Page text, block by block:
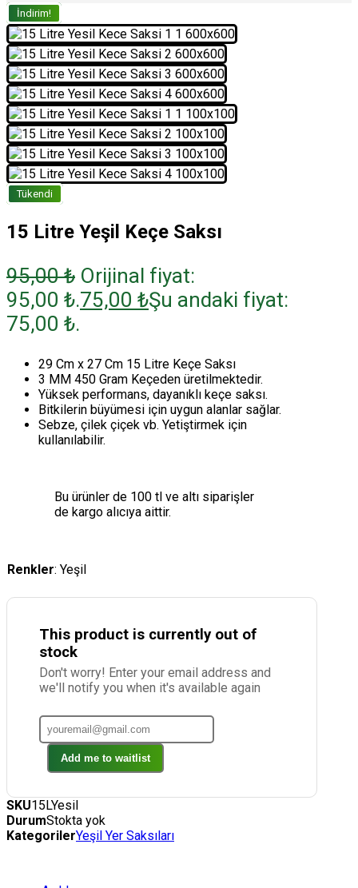
İndirim!
Tükendi
15 Litre Yeşil Keçe Saksı
95,00₺ Orijinal fiyat:
95,00 ₺.75,00 ₺Şu andaki fiyat:
75,00 ₺.
29 Cm x 27 Cm 15 Litre Keçe Saksı
3 MM 450 Gram Keçeden üretilmektedir.
Yüksek performans, dayanıklı keçe saksı.
Bitkilerin büyümesi için uygun alanlar sağlar.
Sebze, çilek çiçek vb. Yetiştirmek için
kullanılabilir.
Bu ürünler de 100 tl ve altı siparişler
de kargo alıcıya aittir.
Renkler: Yeşil
This product is currently out of
stock
Don't worry! Enter your email address and
we'll notify you when it's available again
Add me to waitlist
SKU15LYesil
DurumStokta yok
KategorilerYeşil Yer Saksıları